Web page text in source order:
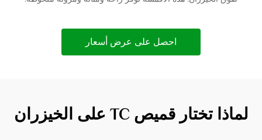
احصل على عرض أسعار
لماذا تختار قميص TC على الخيزران